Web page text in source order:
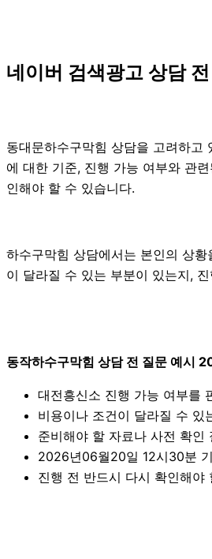
네이버 검색광고 상담
동대문하수구막힘 상담을 고려하
에 대한 기준, 진행 가능 여부와 관
인해야 할 수 있습니다.
하수구막힘 상담에서는 본인의 상
이 달라질 수 있는 부분이 있는지,
동작하수구막힘 상담 전 질문 예시
대전흥신소 진행 가능 여부를
비용이나 조건이 달라질 수 있
준비해야 할 자료나 사전 확인
2026년06월20일 12시30분
진행 전 반드시 다시 확인해야